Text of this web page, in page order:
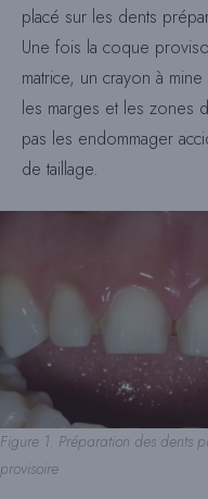
placé sur les dents
Une fois la coque
matrice, un crayon à
les marges et les zones
pas les endommager
de taillage.
Figure 1. Préparation des dents
provisoire